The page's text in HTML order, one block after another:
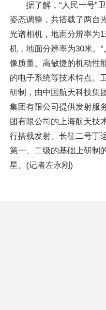
据了解，“人民一号”
姿态调整，共搭载了两台
光谱相机，地面分辨率为
机，地面分辨率为30米。
像质量、高敏捷的机动性
的电子系统等技术特点。
研制，由中国航天科技集
集团有限公司提供发射服
团有限公司的上海航天技
行搭载发射。长征二号丁
第一、二级的基础上研制
星。(记者左永刚)